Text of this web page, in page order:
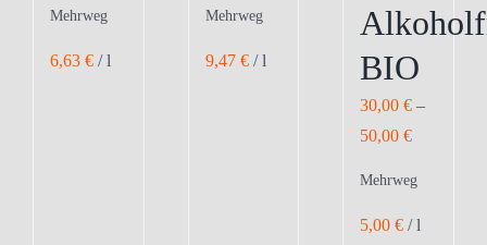
Mehrweg
6,63 € /l
Mehrweg
9,47 €/l
BIO
30,00€ –
50,00€
Mehrweg
5,00€ /l